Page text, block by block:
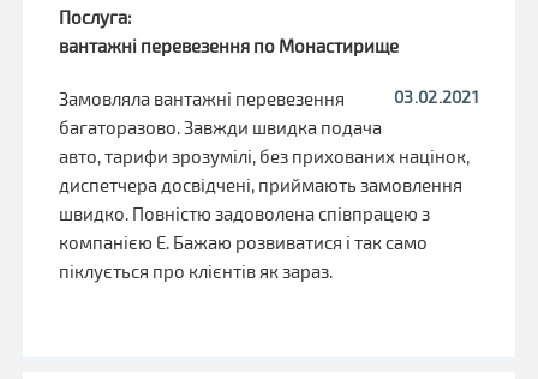
Послуга:
вантажні перевезення по Монастирище
03.02.2021
Замовляла вантажні перевезення
багаторазово. Завжди швидка подача
авто, тарифи зрозумілі, без прихованих націнок,
диспетчера досвідчені, приймають замовлення
швидко. Повністю задоволена співпрацею з
компанією Е. Бажаю розвиватися і так само
піклується про клієнтів як зараз.